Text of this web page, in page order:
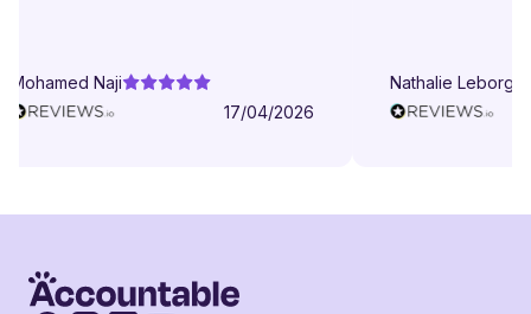
Naji
17/04/2026
Nathalie Leborgne